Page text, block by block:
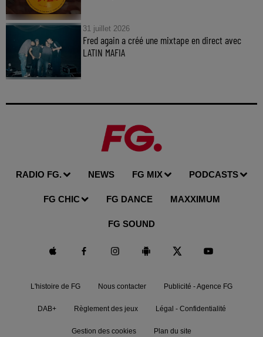
31 juillet 2026
Fred again a créé une mixtape en direct avec
LATIN MAFIA
RADIO FG. NEWS FG MIX PODCASTS
FG CHIC FG DANCE MAXXIMUM
FG SOUND
L'histoire de FG Nous contacter Publicité - Agence FG
DAB+ Règlement des jeux Légal - Confidentialité
Gestion des cookies Plan du site